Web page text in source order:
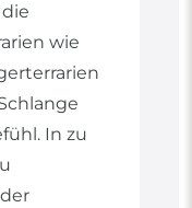
wie
In zu